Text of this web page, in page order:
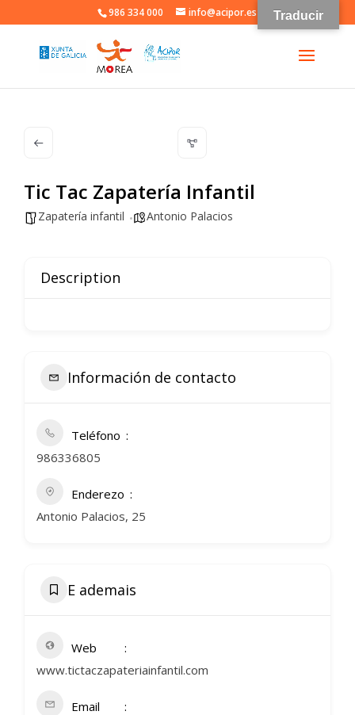
986 334 000 info@acipor.es
Tic Tac Zapatería Infantil
Zapatería infantil Antonio Palacios
Description
Información de contacto
Teléfono
986336805
Enderezo
Antonio Palacios, 25
E ademais
Web
www.tictaczapateriainfantil.com
Email
Traducir